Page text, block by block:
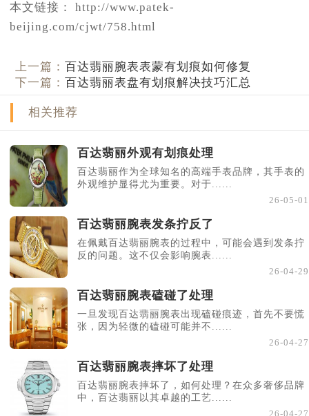
本文链接： http://www.patek-
beijing.com/cjwt/758.html
上一篇：百达翡丽腕表表蒙有划痕如何修复
下一篇：百达翡丽表盘有划痕解决技巧汇总
相关推荐
百达翡丽外观有划痕处理
百达翡丽作为全球知名的高端手表品牌，其手表的
外观维护显得尤为重要。对于......
26-05-01
百达翡丽腕表发条拧反了
在佩戴百达翡丽腕表的过程中，可能会遇到发条拧
反的问题。这不仅会影响腕表......
26-04-29
百达翡丽腕表磕碰了处理
一旦发现百达翡丽腕表出现磕碰痕迹，首先不要慌
张，因为轻微的磕碰可能并不......
26-04-27
百达翡丽腕表摔坏了处理
百达翡丽腕表摔坏了，如何处理？在众多奢侈品牌
中，百达翡丽以其卓越的工艺......
26-04-27